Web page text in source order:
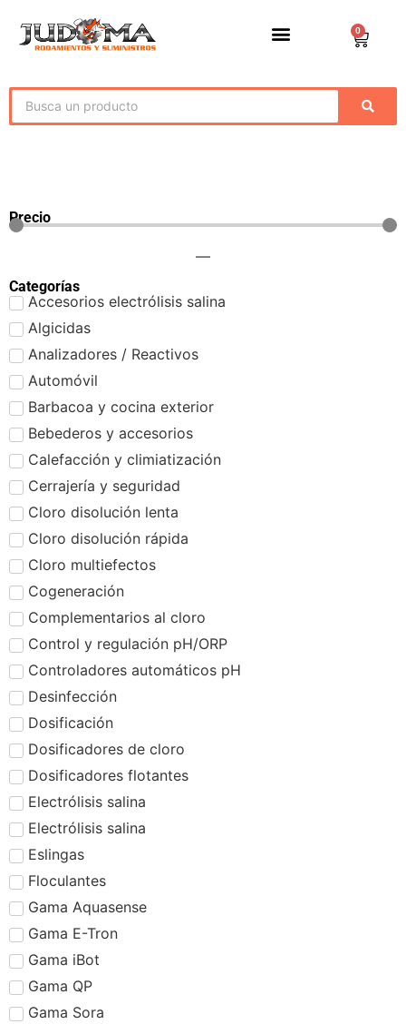
0
Precio
—
Categorías
Accesorios electrólisis salina
Algicidas
Analizadores / Reactivos
Automóvil
Barbacoa y cocina exterior
Bebederos y accesorios
Calefacción y climiatización
Cerrajería y seguridad
Cloro disolución lenta
Cloro disolución rápida
Cloro multiefectos
Cogeneración
Complementarios al cloro
Control y regulación pH/ORP
Controladores automáticos pH
Desinfección
Dosificación
Dosificadores de cloro
Dosificadores flotantes
Electrólisis salina
Electrólisis salina
Eslingas
Floculantes
Gama Aquasense
Gama E-Tron
Gama iBot
Gama QP
Gama Sora